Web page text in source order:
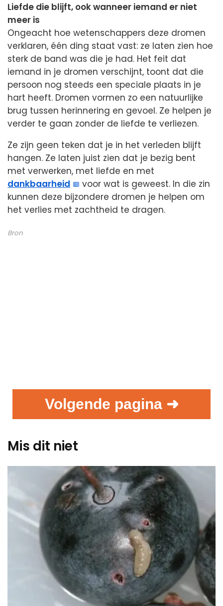
Liefde die blijft, ook wanneer iemand er niet
meer is
Ongeacht hoe wetenschappers deze dromen
verklaren, één ding staat vast: ze laten zien hoe
sterk de band was die je had. Het feit dat
iemand in je dromen verschijnt, toont dat die
persoon nog steeds een speciale plaats in je
hart heeft. Dromen vormen zo een natuurlijke
brug tussen herinnering en gevoel. Ze helpen je
verder te gaan zonder de liefde te verliezen.
Ze zijn geen teken dat je in het verleden blijft
hangen. Ze laten juist zien dat je bezig bent
met verwerken, met liefde en met
dankbaarheid
voor wat is geweest. In die zin
kunnen deze bijzondere dromen je helpen om
het verlies met zachtheid te dragen.
Bron
Volgende pagina ➜
Mis dit niet